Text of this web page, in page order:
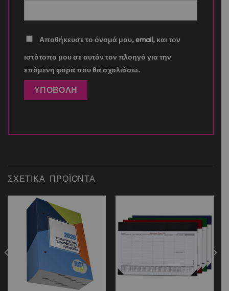
Αποθήκευσε το όνομά μου, email, και τον
ιστότοπο μου σε αυτόν τον πλοηγό για την
επόμενη φορά που θα σχολιάσω.
ΣΧΕΤΙΚΆ ΠΡΟΪΌΝΤΑ
Add to
wishlist
Add to
wishlist